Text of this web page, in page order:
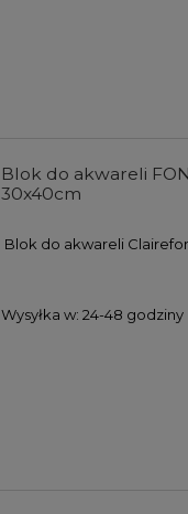
Blok do akwareli
30x40cm
Blok do akwareli
Wysyłka w: 24-48 godziny